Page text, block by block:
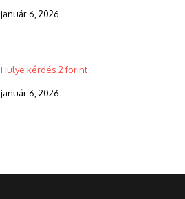
január 6, 2026
Hülye kérdés 2 forint
január 6, 2026